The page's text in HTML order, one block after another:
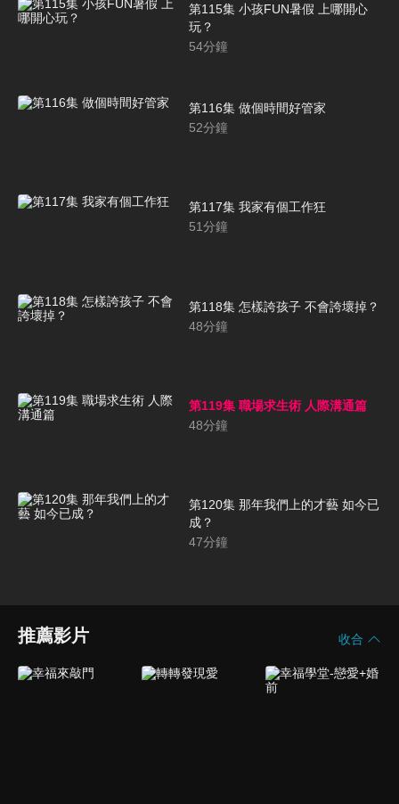
第115集 小孩FUN暑假 上哪開心
玩？
54分鐘
第116集 做個時間好管家
52分鐘
第117集 我家有個工作狂
51分鐘
第118集 怎樣誇孩子 不會誇壞掉？
48分鐘
第119集 職場求生術 人際溝通篇
48分鐘
第120集 那年我們上的才藝 如今已
成？
47分鐘
推薦影片 收合